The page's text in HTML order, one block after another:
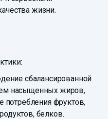
жизни.
сбалансированной
насыщенных жиров,
потребления фруктов,
белков.